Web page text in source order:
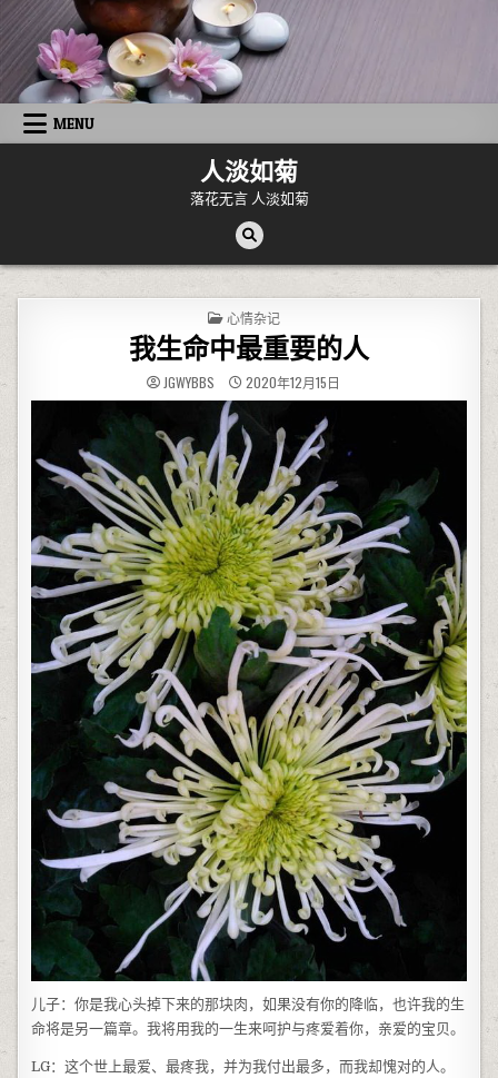
Skip to content
MENU
人淡如菊
落花无言 人淡如菊
POSTED IN
心情杂记
我生命中最重要的人
JGWYBBS 2020年12月15日
儿子：你是我心头掉下来的那块肉，如果没有你的降临，也许我的生
命将是另一篇章。我将用我的一生来呵护与疼爱着你，亲爱的宝贝。
LG：这个世上最爱、最疼我，并为我付出最多，而我却愧对的人。